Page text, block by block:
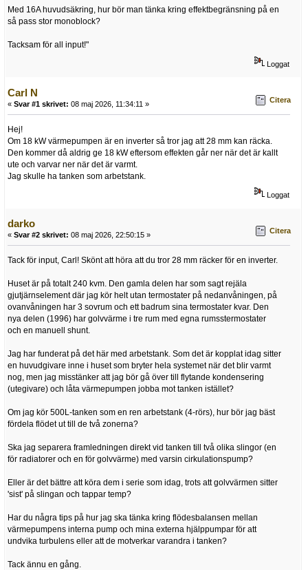
Med 16A huvudsäkring, hur bör man tänka kring effektbegränsning på en
så pass stor monoblock?
Tacksam för all input!"
Loggat
Carl N
« Svar #1 skrivet: 08 maj 2026, 11:34:11 » Citera
Hej!
Om 18 kW värmepumpen är en inverter så tror jag att 28 mm kan räcka.
Den kommer då aldrig ge 18 kW eftersom effekten går ner när det är kallt
ute och varvar ner när det är varmt.
Jag skulle ha tanken som arbetstank.
Loggat
darko
« Svar #2 skrivet: 08 maj 2026, 22:50:15 » Citera
Tack för input, Carl! Skönt att höra att du tror 28 mm räcker för en inverter.
Huset är på totalt 240 kvm. Den gamla delen har som sagt rejäla
gjutjärnselement där jag kör helt utan termostater på nedanvåningen, på
ovanvåningen har 3 sovrum och ett badrum sina termostater kvar. Den
nya delen (1996) har golvvärme i tre rum med egna rumsstermostater
och en manuell shunt.
Jag har funderat på det här med arbetstank. Som det är kopplat idag sitter
en huvudgivare inne i huset som bryter hela systemet när det blir varmt
nog, men jag misstänker att jag bör gå över till flytande kondensering
(utegivare) och låta värmepumpen jobba mot tanken istället?
Om jag kör 500L-tanken som en ren arbetstank (4-rörs), hur bör jag bäst
fördela flödet ut till de två zonerna?
Ska jag separera framledningen direkt vid tanken till två olika slingor (en
för radiatorer och en för golvvärme) med varsin cirkulationspump?
Eller är det bättre att köra dem i serie som idag, trots att golvvärmen sitter
'sist' på slingan och tappar temp?
Har du några tips på hur jag ska tänka kring flödesbalansen mellan
värmepumpens interna pump och mina externa hjälppumpar för att
undvika turbulens eller att de motverkar varandra i tanken?
Tack ännu en gång.